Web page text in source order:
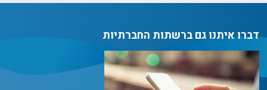
דברו איתנו גם ברשתות החברתיות